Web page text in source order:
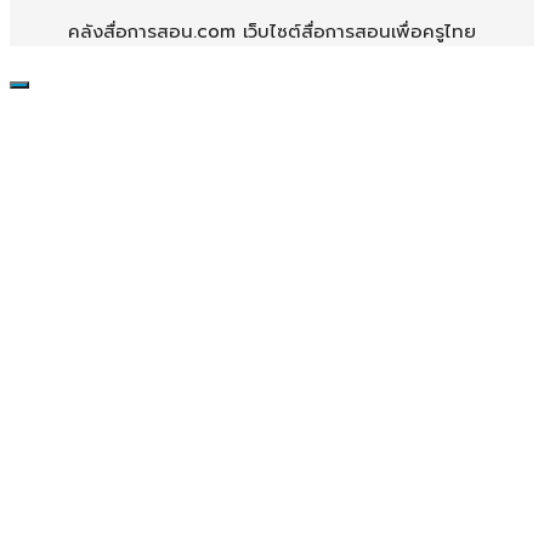
คลังสื่อการสอน.com เว็บไซต์สื่อการสอนเพื่อครูไทย